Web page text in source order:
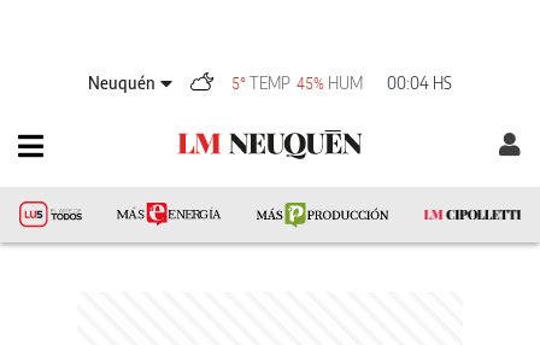
Neuquén 5°TEMP 45% HUM 00:04 HS